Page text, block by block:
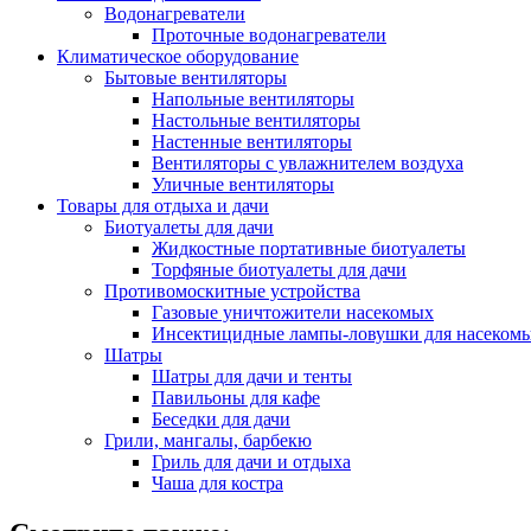
Водонагреватели
Проточные водонагреватели
Климатическое оборудование
Бытовые вентиляторы
Напольные вентиляторы
Настольные вентиляторы
Настенные вентиляторы
Вентиляторы с увлажнителем воздуха
Уличные вентиляторы
Товары для отдыха и дачи
Биотуалеты для дачи
Жидкостные портативные биотуалеты
Торфяные биотуалеты для дачи
Противомоскитные устройства
Газовые уничтожители насекомых
Инсектицидные лампы-ловушки для
Шатры
Шатры для дачи и тенты
Павильоны для кафе
Беседки для дачи
Грили, мангалы, барбекю
Гриль для дачи и отдыха
Чаша для костра